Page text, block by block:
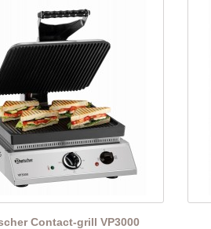
Contact-grill VP3000